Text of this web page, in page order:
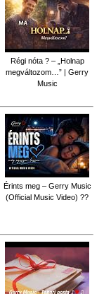
Régi nóta ? – „Holnap
megváltozom…” | Gerry
Music
Érints meg – Gerry Music
(Official Music Video) ??